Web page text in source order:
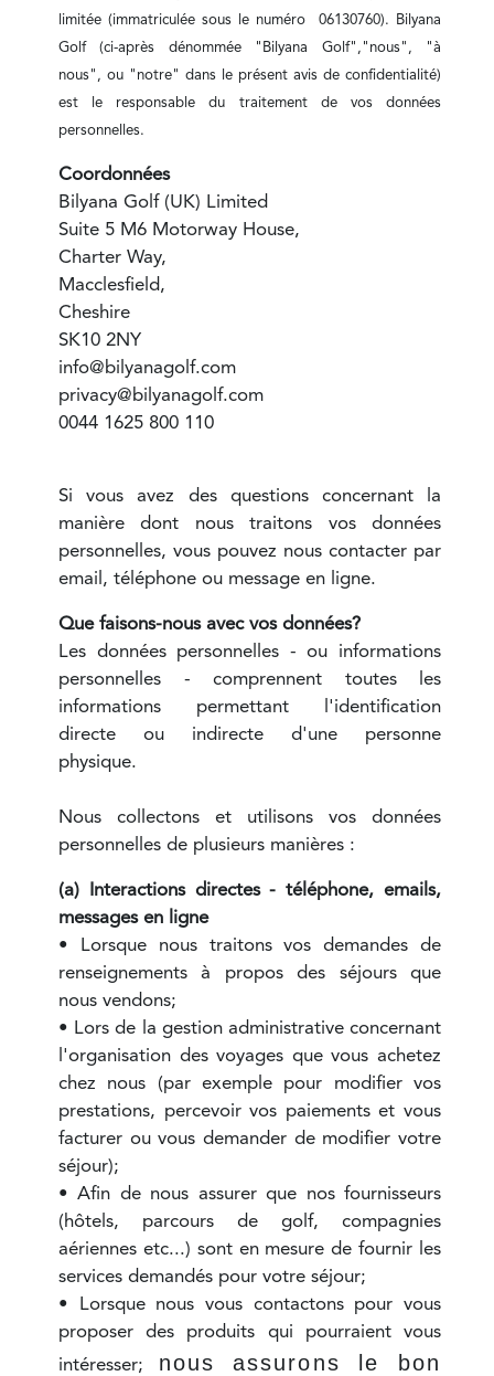
limitée (immatriculée sous le numéro 06130760). Bilyana
Golf(ci-après dénommée "Bilyana Golf","nous", "à
nous", ou "notre" dans le présent avis de confidentialité)
est le responsable du traitement de vos données
personnelles.
Coordonnées
Bilyana Golf (UK) Limited
Suite 5 M6 Motorway House,
Charter Way,
Macclesfield,
Cheshire
SK10 2NY
info@bilyanagolf.com
privacy@bilyanagolf.com
0044 1625 800 110
Si vous avez des questions concernant la
manière dont nous traitons vos données
personnelles, vous pouvez nous contacter par
email, téléphone ou message en ligne.
Que faisons-nous avec vos données?
Les données personnelles - ou informations
personnelles - comprennent toutes les
informations permettant l'identification
directe ou indirecte d'une personne
physique.
Nous collectons et utilisons vos données
personnelles de plusieurs manières :
(a) Interactions directes - téléphone, emails,
messages en ligne
• Lorsque nous traitons vos demandes de
renseignements à propos des séjours que
nous vendons;
• Lors de la gestion administrative concernant
l'organisation des voyages que vous achetez
chez nous (par exemple pour modifier vos
prestations, percevoir vos paiements et vous
facturer ou vous demander de modifier votre
séjour);
• Afin de nous assurer que nos fournisseurs
(hôtels, parcours de golf, compagnies
aériennes etc...) sont en mesure de fournir les
services demandés pour votre séjour;
• Lorsque nous vous contactons pour vous
proposer des produits qui pourraient vous
intéresser; nous assurons le bon